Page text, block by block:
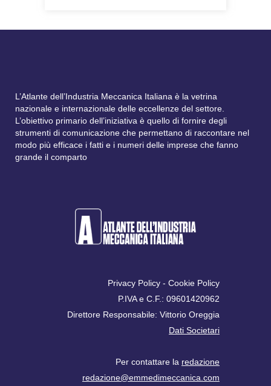
L’Atlante dell’Industria Meccanica Italiana è la vetrina
nazionale e internazionale delle eccellenze del settore.
L’obiettivo primario dell’iniziativa è quello di fornire degli
strumenti di comunicazione che permettano di raccontare nel
modo più efficace i fatti e i numeri delle imprese che fanno
grande il comparto
Privacy Policy - Cookie Policy
P.IVA e C.F.: 09601420962
Direttore Responsabile: Vittorio Oreggia
Dati Societari
Per contattare la redazione
redazione@emmedimeccanica.com